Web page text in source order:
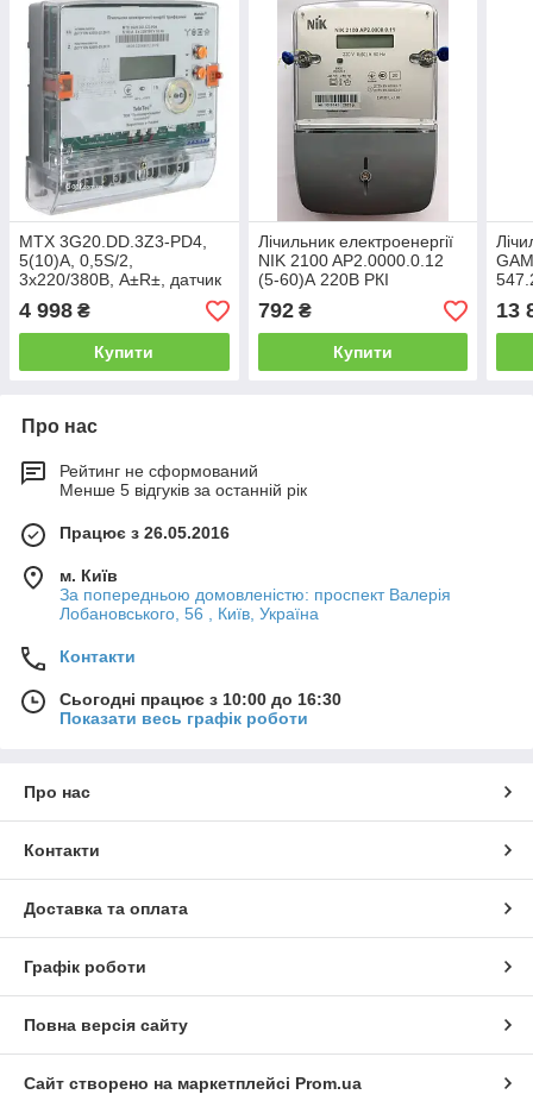
MTX 3G20.DD.3Z3-PD4,
5(10)А, 0,5S/2,
3х220/380В, А±R±, датчик
магн.поля,без реле, PLC2
4 998 ₴
Купити
Лічильник електроенергії
NIK 2100 AP2.0000.0.12
(5-60)А 220В РКІ
792₴
Купити
13
Про нас
Рейтинг не сформований
Менше 5 відгуків за останній рік
Працює з 26.05.2016
м. Київ
За попередньою домовленістю: проспект Валерія
Лобановського, 56 , Київ, Україна
Контакти
Сьогодні працює з 10:00 до 16:30
Показати весь графік роботи
Про нас
Контакти
Доставка та оплата
Графік роботи
Повна версія сайту
Сайт створено на маркетплейсі Prom.ua